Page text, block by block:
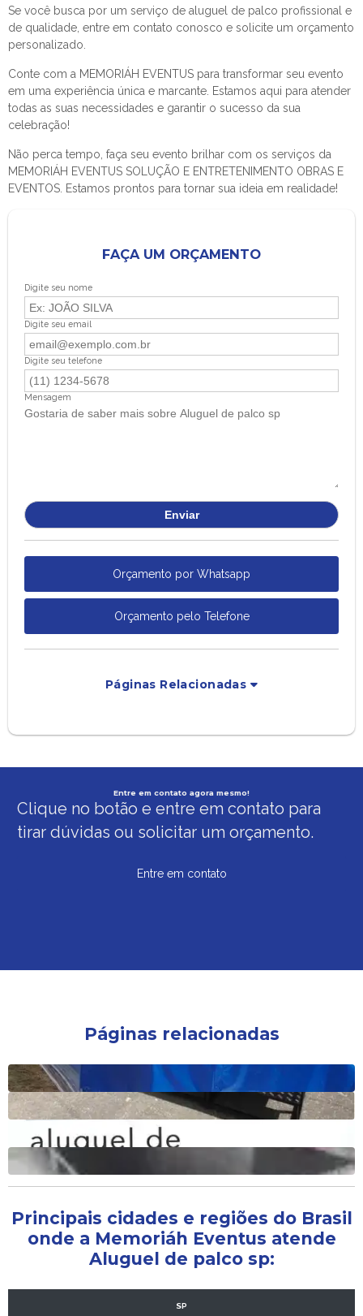
Se você busca por um serviço de aluguel de palco profissional e
de qualidade, entre em contato conosco e solicite um orçamento
personalizado.
Conte com a MEMORIÁH EVENTUS para transformar seu evento
em uma experiência única e marcante. Estamos aqui para atender
todas as suas necessidades e garantir o sucesso da sua
celebração!
Não perca tempo, faça seu evento brilhar com os serviços da
MEMORIÁH EVENTUS SOLUÇÃO E ENTRETENIMENTO OBRAS E
EVENTOS. Estamos prontos para tornar sua ideia em realidade!
FAÇA UM ORÇAMENTO
Digite seu nome
Digite seu email
Digite seu telefone
Mensagem
Orçamento por Whatsapp
Orçamento pelo Telefone
Páginas Relacionadas
Entre em contato agora mesmo!
Clique no botão e entre em contato para
tirar dúvidas ou solicitar um orçamento.
Entre em contato
Páginas relacionadas
Aluguel tablado palco
Aluguel de palco para show
Aluguel de palco para eventos preço
Aluguel de palco para eventos
Principais cidades e regiões do Brasil
onde a Memoriáh Eventus atende
Aluguel de palco sp:
SP